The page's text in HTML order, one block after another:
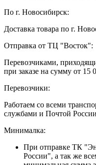
По г. Новосибирск:
Доставка товара по г.
Отправка от ТЦ "Восток":
Перевозчиками,
при заказе на сумму от 15
Перевозчики:
Работаем со всеми
службами и Почтой
Минималка:
При отправке ТК
России", а так же